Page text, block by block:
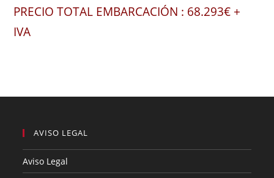
PRECIO TOTAL EMBARCACIÓN : 68.293€ +
IVA
AVISO LEGAL
Aviso Legal